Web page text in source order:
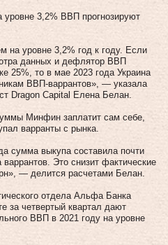
уровне 3,2% ВВП прогнозируют
на уровне 3,2% год к году. Если
данных и дефлятор ВВП
25%, то в мае 2023 года Украина
ВВП-варрантов», — указала
Dragon Capital Елена Белан.
Минфин заплатит сам себе,
варранты с рынка.
сумма выкупа составила почти
Это снизит фактические
— делится расчетами Белан.
отдела Альфа Банка
за четвертый квартал дают
ВВП в 2021 году на уровне